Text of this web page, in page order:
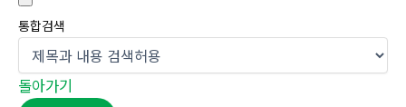
통합검색
돌아가기